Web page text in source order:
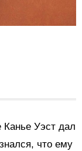
Канье Уэст дал
что ему